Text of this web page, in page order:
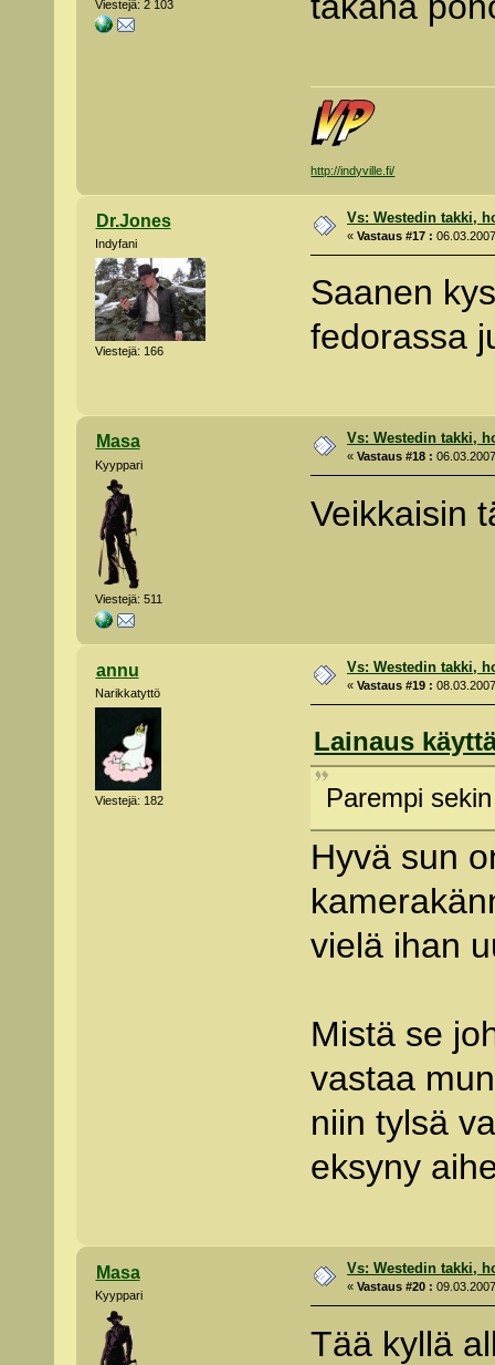
Viestejä: 2 103
http://indyville.fi/
Dr.Jones
Indyfani
Viestejä: 166
Vs: Westedin takki,
«Vastaus #17 :
Saanen
fedorassa
Masa
Kyyppari
Viestejä: 511
Vs: Westedin takki,
«Vastaus #18 :
Veikkaisin
annu
Narikkatyttö
Viestejä: 182
Vs: Westedin takki,
«Vastaus #19 :
Lainaus
Parempi
Hyvä sun
vielä ihan
Mistä se
vastaa
niin tylsä
eksyny
Masa
Kyyppari
Vs: Westedin takki,
«Vastaus #20 :
Tää kyllä